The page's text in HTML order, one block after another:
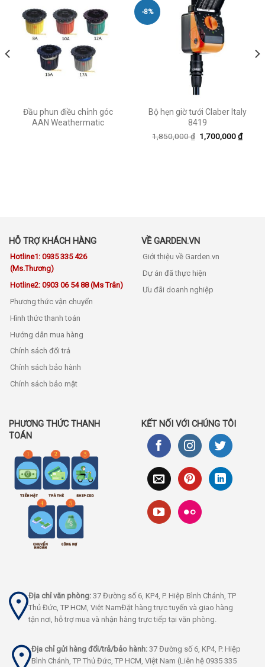
Đầu phun điều chỉnh góc
AAN Weathermatic
-8%
Bộ hẹn giờ tưới Claber Italy
8419
1,850,000₫ 1,700,000₫
HỖ TRỢ KHÁCH HÀNG
Hotline1: 0935 335 426
(Ms.Thương)
Hotline2: 0903 06 54 88 (Ms Trân)
Phương thức vận chuyển
Hình thức thanh toán
Hướng dẫn mua hàng
Chính sách đổi trả
Chính sách bảo hành
Chính sách bảo mật
VỀ GARDEN.VN
Giới thiệu về Garden.vn
Dự án đã thực hiện
Ưu đãi doanh nghiệp
PHƯƠNG THỨC THANH
TOÁN
KẾT NỐI VỚI CHÚNG TÔI
Địa chỉ văn phòng: 37 Đường số 6, KP4, P. Hiệp Bình Chánh, TP
Thủ Đức, TP HCM, Việt NamĐặt hàng trực tuyến và giao hàng
tận nơi, hỗ trợ mua và nhận hàng trực tiếp tại văn phòng.
Địa chỉ gửi hàng đổi/trả/bảo hành: 37 Đường số 6, KP4, P. Hiệp
Bình Chánh, TP Thủ Đức, TP HCM, Việt Nam (Liên hệ 0935 335